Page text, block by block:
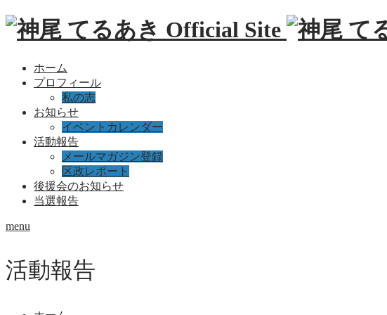
ホーム
プロフィール
私の志
お知らせ
イベントカレンダー
活動報告
メールマガジン登録
区政レポート
後援会のお知らせ
当選報告
menu
活動報告